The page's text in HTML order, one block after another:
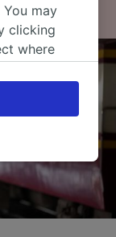
may
clicking
where
will be
affect
used for
to provide:
scan